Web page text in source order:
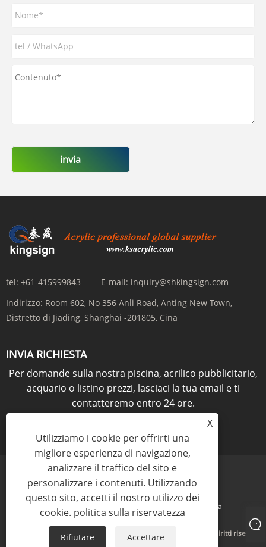
invia
tel: +61-415999843 E-mail: inquiry@shkingsign.com
Indirizzo: Room 602, No 356 Anli Road, Anting New Town,
Distretto di Jiading, Shanghai -201805, Cina
INVIA RICHIESTA
Per domande sulla nostra piscina, acrilico pubblicitario,
acquario o listino prezzi, lasciaci la tua email e ti
contatteremo entro 24 ore.
Links Sitemap XML politica sulla riservatezza
Copyright © 2021 KINGSIGN INDUSTRY (CHINA) LIMITED Tutti i diritti riservati
X
Utilizziamo i cookie per offrirti una
migliore esperienza di navigazione,
analizzare il traffico del sito e
personalizzare i contenuti. Utilizzando
questo sito, accetti il ​​nostro utilizzo dei
cookie. politica sulla riservatezza
Rifiutare Accettare